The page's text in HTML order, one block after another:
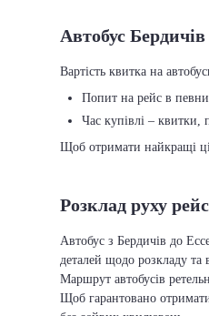
Автобус
Вартість квитка на
Попит на рейс в
Час купівлі – квитки,
Щоб отримати найкращі
Розклад руху
Автобус з Бердичів до
деталей щодо розкладу та
Маршрут автобусів
Щоб гарантовано